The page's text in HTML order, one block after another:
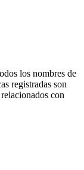
los nombres de
registradas son
con